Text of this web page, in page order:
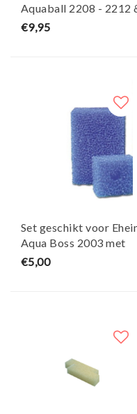
Aquaball 2208 - 2212
Biopower Voorfilter -
€9,95
Set geschikt voor
Aqua Boss 2003 met
actieve kool - Maja Koi
€5,00